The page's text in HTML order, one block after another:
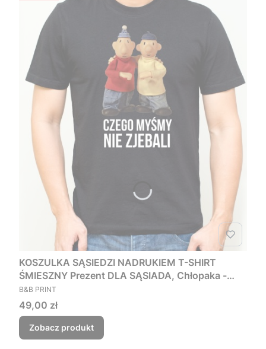
KOSZULKA SĄSIEDZI NADRUKIEM T-SHIRT
ŚMIESZNY Prezent DLA SĄSIADA, Chłopaka -
Czego myśmy nie zjebali
PRODUCENT
B&B PRINT
Cena
49,00 zł
Zobacz produkt